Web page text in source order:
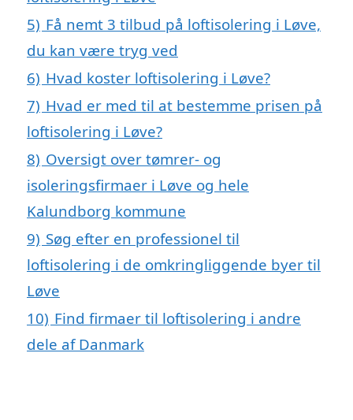
5) Få nemt 3 tilbud på loftisolering i Løve,
du kan være tryg ved
6) Hvad koster loftisolering i Løve?
7) Hvad er med til at bestemme prisen på
loftisolering i Løve?
8) Oversigt over tømrer- og
isoleringsfirmaer i Løve og hele
Kalundborg kommune
9) Søg efter en professionel til
loftisolering i de omkringliggende byer til
Løve
10) Find firmaer til loftisolering i andre
dele af Danmark